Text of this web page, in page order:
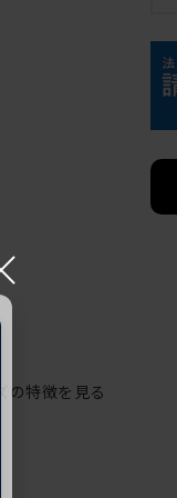
の特徴を見る